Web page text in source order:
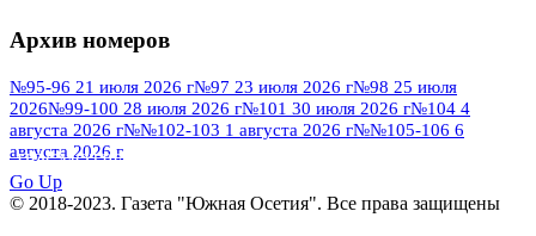
№95 7 августа 2012 г
№95 28 июля 2016 г№95+96 3 августа
2013 г№96 6 июля 2017 г№96 9 августа
2012 г №96 28 июля 2015 г
№96+97 30 июля 2016 г
№97 11 августа 2012 г
Архив номеров
№95-96 21 июля 2026 г№97 23 июля 2026 г№98 25 июля
2026№99-100 28 июля 2026 г№101 30 июля 2026 г№104 4
августа 2026 г№№102-103 1 августа 2026 г№№105-106 6
августа 2026 г
ПОСМОТРЕТЬ ВСЕ
Go Up
© 2018-2023. Газета "Южная Осетия". Все права защищены